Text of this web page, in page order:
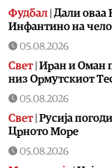
Фудбал Дали оваа
Инфантино на
05.08.2026
Свет| Иран и Оман
низ Ормутскиот
05.08.2026
Свет| Русија
Црното Море
05.08.2026